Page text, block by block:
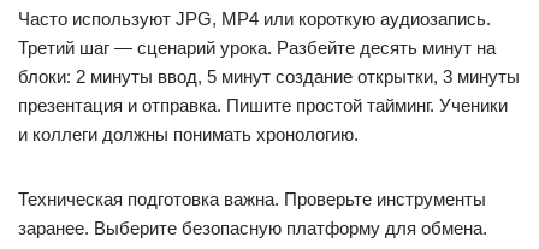
Часто используют JPG, MP4 или короткую аудиозапись.
Третий шаг — сценарий урока. Разбейте десять минут на
блоки: 2 минуты ввод, 5 минут создание открытки, 3 минуты
презентация и отправка. Пишите простой тайминг. Ученики
и коллеги должны понимать хронологию.
Техническая подготовка важна. Проверьте инструменты
заранее. Выберите безопасную платформу для обмена.